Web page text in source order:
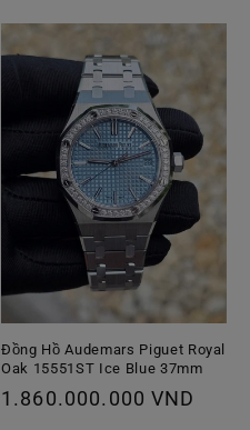
thường
Đồng Hồ Audemars Piguet Royal
Oak 15551ST Ice Blue 37mm
Giá
1.860.000.000 VND